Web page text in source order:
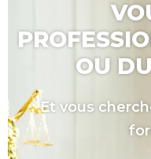
OU
Et vous